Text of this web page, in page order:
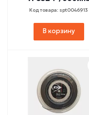
Код товара: spt0046913
В корзину